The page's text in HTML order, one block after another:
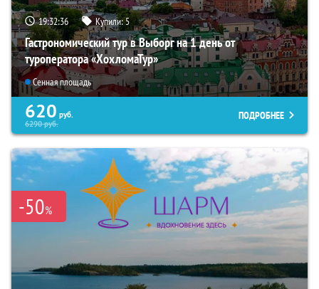
19:32:35 Купили:5
Гастрономический тур в Выборг на 1 день от
туроператора «ХохломаТур»
Сенная площадь
620 руб.
6290руб.
ПОДРОБНЕЕ
-50%